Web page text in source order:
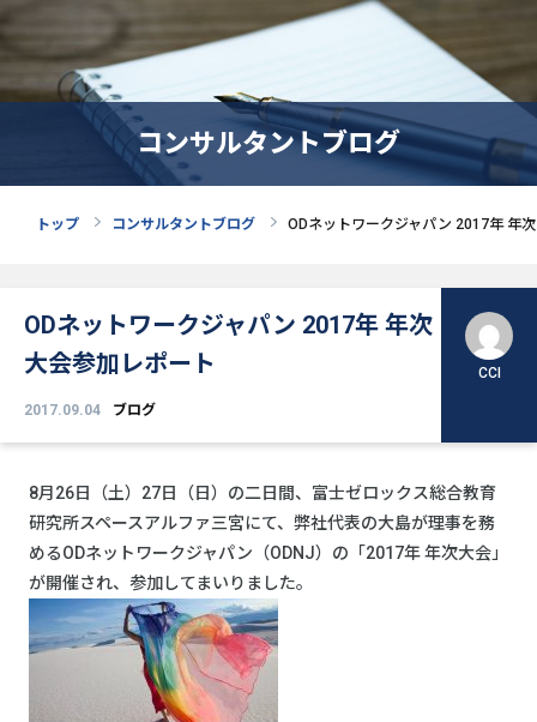
コンサルタントブログ
トップ コンサルタントブログ ODネットワークジャパン 2017年 年
ODネットワークジャパン 2017年 年次
大会参加レポート
2017.09.04 ブログ
CCI
8月26日（土）27日（日）の二日間、富士ゼロックス総合教育
研究所スペースアルファ三宮にて、弊社代表の大島が理事を務
めるODネットワークジャパン（ODNJ）の「2017年 年次大会」
が開催され、参加してまいりました。